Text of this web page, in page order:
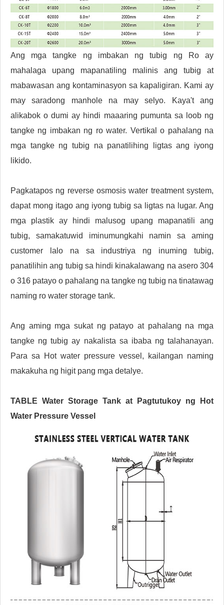
Ang mga tangke ng imbakan ng tubig ng Ro ay
mahalaga upang mapanatiling malinis ang tubig at
mabawasan ang kontaminasyon sa kapaligiran. Kami ay
may saradong manhole na may selyo. Kaya't ang
alikabok o dumi ay hindi maaaring pumunta sa loob ng
tangke ng imbakan ng ro water. Vertikal o pahalang na
mga tangke ng tubig na panatilihing ligtas ang iyong
likido.
Pagkatapos ng reverse osmosis water treatment system,
dapat mong itago ang iyong tubig sa ligtas na lugar. Ang
mga plastik ay hindi malusog upang mapanatili ang
tubig, samakatuwid iminumungkahi namin sa aming
customer lalo na sa industriya ng inuming tubig,
panatilihin ang tubig sa hindi kinakalawang na asero 304
o 316 patayo o pahalang na tangke ng tubig na tinatawag
naming ro water storage tank.
Ang aming mga sukat ng patayo at pahalang na mga
tangke ng tubig ay nakalista sa ibaba ng talahanayan.
Para sa Hot water pressure vessel, kailangan naming
makakuha ng higit pang mga detalye.
TABLE Water Storage Tank at Pagtutukoy ng Hot
Water Pressure Vessel